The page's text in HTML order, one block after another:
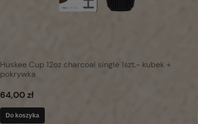
Huskee Cup 12oz charcoal single 1szt.- kubek +
pokrywka
64,00 zł
Do koszyka